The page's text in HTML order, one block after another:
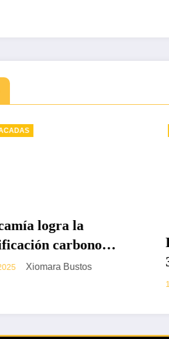
DESTACADAS
Revista PODER: Edición
338 – El Poder de